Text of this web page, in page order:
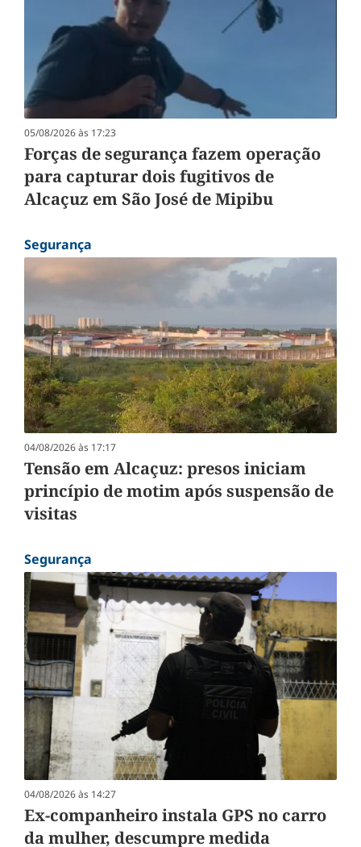
05/08/2026 às 17:23
Forças de segurança fazem operação
para capturar dois fugitivos de
Alcaçuz em São José de Mipibu
Segurança
04/08/2026 às 17:17
Tensão em Alcaçuz: presos iniciam
princípio de motim após suspensão de
visitas
Segurança
04/08/2026 às 14:27
Ex-companheiro instala GPS no carro
da mulher, descumpre medida